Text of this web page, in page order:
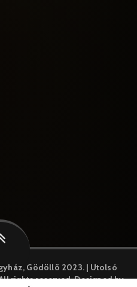
Gödöllõ 2023. | Utolsó
rights reserved. Designed by